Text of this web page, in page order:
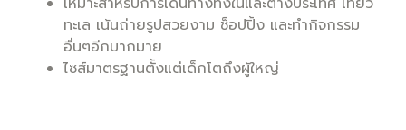
ทะเล เน้นถ่ายรูปสวยงาม ช็อปปิ้ง และทำกิจกรรม
อื่นๆอีกมากมาย
ไซส์มาตรฐานตั้งแต่เด็กโตถึงผู้ใหญ่